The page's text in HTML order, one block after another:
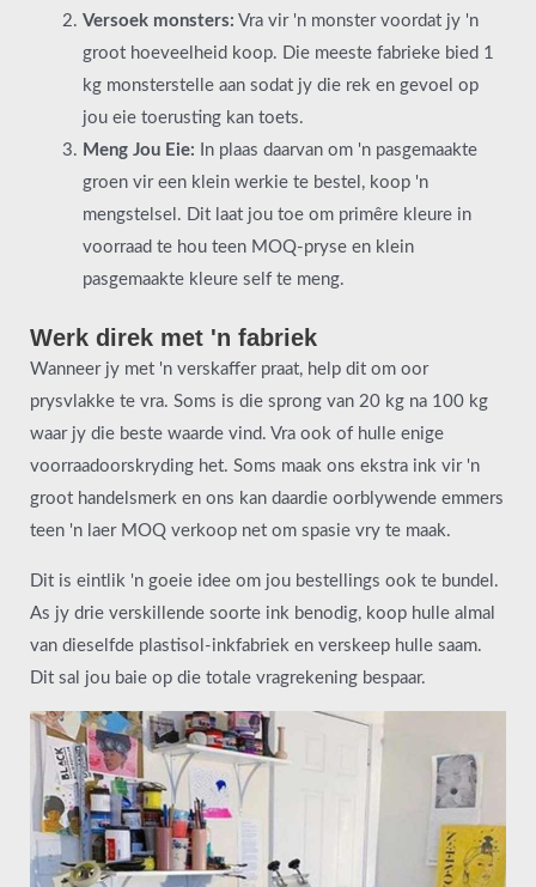
Versoek monsters: Vra vir 'n monster voordat jy 'n
groot hoeveelheid koop. Die meeste fabrieke bied 1
kg monsterstelle aan sodat jy die rek en gevoel op
jou eie toerusting kan toets.
Meng Jou Eie: In plaas daarvan om 'n pasgemaakte
groen vir een klein werkie te bestel, koop 'n
mengstelsel. Dit laat jou toe om primêre kleure in
voorraad te hou teen MOQ-pryse en klein
pasgemaakte kleure self te meng.
Werk direk met 'n fabriek
Wanneer jy met 'n verskaffer praat, help dit om oor
prysvlakke te vra. Soms is die sprong van 20 kg na 100 kg
waar jy die beste waarde vind. Vra ook of hulle enige
voorraadoorskryding het. Soms maak ons ekstra ink vir 'n
groot handelsmerk en ons kan daardie oorblywende emmers
teen 'n laer MOQ verkoop net om spasie vry te maak.
Dit is eintlik 'n goeie idee om jou bestellings ook te bundel.
As jy drie verskillende soorte ink benodig, koop hulle almal
van dieselfde plastisol-inkfabriek en verskeep hulle saam.
Dit sal jou baie op die totale vragrekening bespaar.